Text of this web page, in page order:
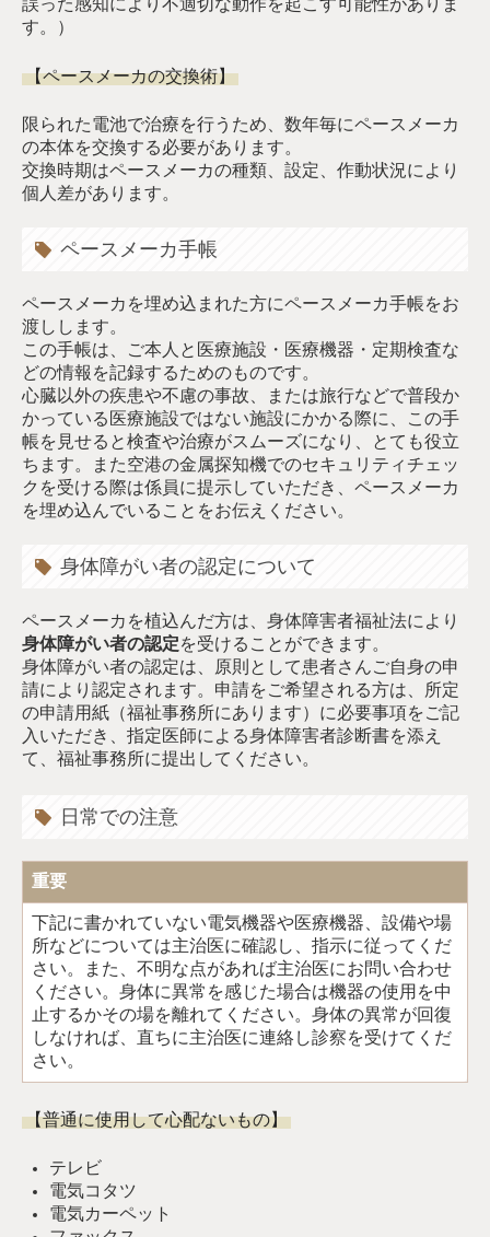
誤った感知により不適切な動作を起こす可能性がありま
す。）
【ペースメーカの交換術】
限られた電池で治療を行うため、数年毎にペースメーカ
の本体を交換する必要があります。
交換時期はペースメーカの種類、設定、作動状況により
個人差があります。
ペースメーカ手帳
ペースメーカを埋め込まれた方にペースメーカ手帳をお
渡しします。
この手帳は、ご本人と医療施設・医療機器・定期検査な
どの情報を記録するためのものです。
心臓以外の疾患や不慮の事故、または旅行などで普段か
かっている医療施設ではない施設にかかる際に、この手
帳を見せると検査や治療がスムーズになり、とても役立
ちます。また空港の金属探知機でのセキュリティチェッ
クを受ける際は係員に提示していただき、ペースメーカ
を埋め込んでいることをお伝えください。
身体障がい者の認定について
ペースメーカを植込んだ方は、身体障害者福祉法により
身体障がい者の認定を受けることができます。
身体障がい者の認定は、原則として患者さんご自身の申
請により認定されます。申請をご希望される方は、所定
の申請用紙（福祉事務所にあります）に必要事項をご記
入いただき、指定医師による身体障害者診断書を添え
て、福祉事務所に提出してください。
日常での注意
重要
下記に書かれていない電気機器や医療機器、設備や場
所などについては主治医に確認し、指示に従ってくだ
さい。また、不明な点があれば主治医にお問い合わせ
ください。身体に異常を感じた場合は機器の使用を中
止するかその場を離れてください。身体の異常が回復
しなければ、直ちに主治医に連絡し診察を受けてくだ
さい。
【普通に使用して心配ないもの】
テレビ
電気コタツ
電気カーペット